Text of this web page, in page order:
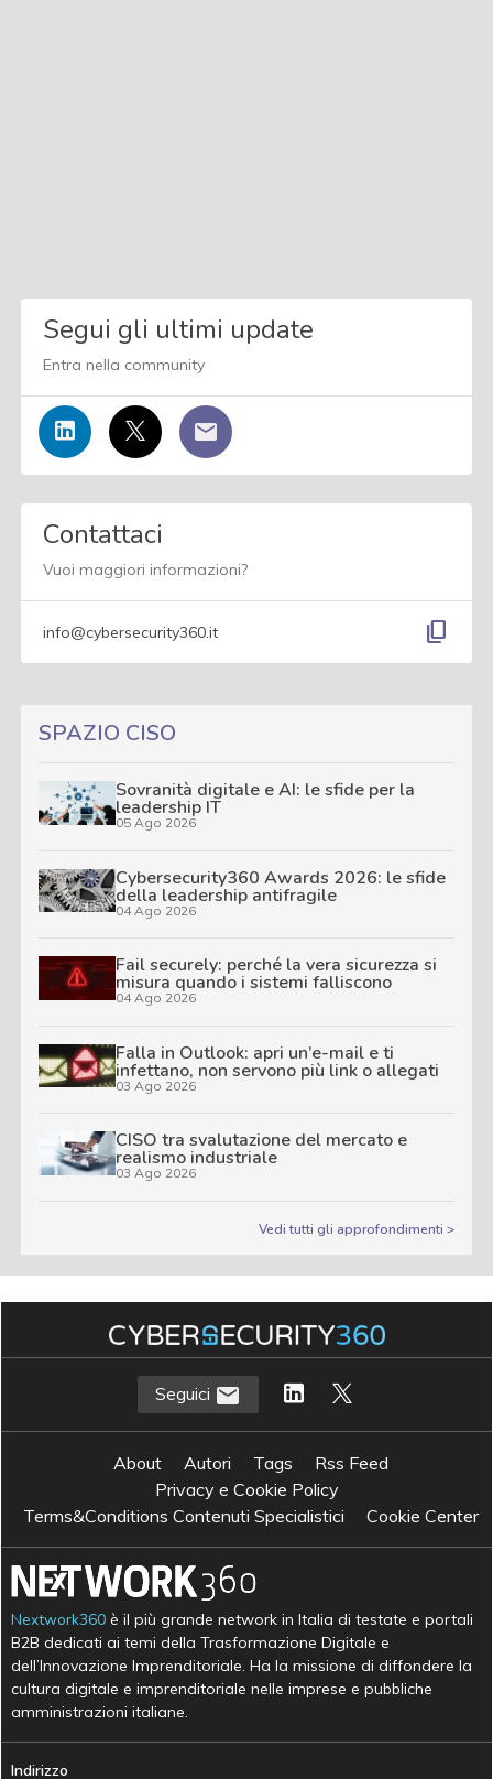
Segui gli ultimi update
Entra nella community
Contattaci
Vuoi maggiori informazioni?
info@cybersecurity360.it content_copy
SPAZIO CISO
Sovranità digitale e AI: le sfide per la
leadership IT
05 Ago 2026
Cybersecurity360 Awards 2026: le sfide
della leadership antifragile
04 Ago 2026
Fail securely: perché la vera sicurezza si
misura quando i sistemi falliscono
04 Ago 2026
Falla in Outlook: apri un’e-mail e ti
infettano, non servono più link o allegati
03 Ago 2026
CISO tra svalutazione del mercato e
realismo industriale
03 Ago 2026
Vedi tutti gli approfondimenti >
Seguici
About Autori Tags
Rss Feed
Privacy e Cookie Policy
Terms&Conditions Contenuti Specialistici
Cookie Center
Nextwork360 è il più grande network in Italia di testate e portali
B2B dedicati ai temi della Trasformazione Digitale e
dell’Innovazione Imprenditoriale. Ha la missione di diffondere la
cultura digitale e imprenditoriale nelle imprese e pubbliche
amministrazioni italiane.
Indirizzo